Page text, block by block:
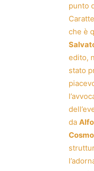
punto
che è
edito,
stato
da